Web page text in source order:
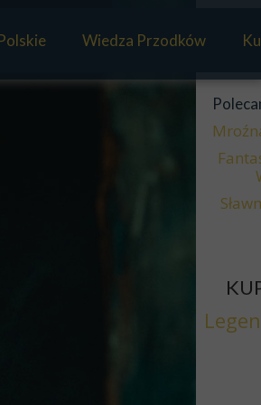
Wiedza Przodków
Mitologia Słowian